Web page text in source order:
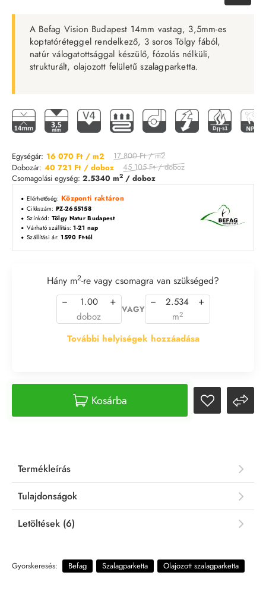
A Befag Vision Budapest 14mm vastag, 3,5mm-es
koptatóréteggel rendelkező, 3 soros Tölgy fából,
natúr válogatottsággal készülő, fózolás nélküli,
strukturált, olajozott felületű szalagparketta.
Egységár: 16 070 Ft / m2 17 800 Ft / m2
Dobozár: 40 721 Ft / doboz 45 105 Ft / doboz
Csomagolási egység: 2.5340 m2 / doboz
Elérhetőség: Központi raktáron
Cikkszám: PZ-2655158
Színkód: Tölgy Natur Budapest
Várható szállítás: 1-21 nap
Szállítási ár: 1590 Ft-tól
További helyiségek hozzáadása
Hány m2-re vagy csomagra van szükséged?
− +
doboz
VAGY
− +
m2
Kosárba
Termékleírás
Tulajdonságok
Letöltések (6)
Gyorskeresés: Befag Szalagparketta Olajozott szalagparketta